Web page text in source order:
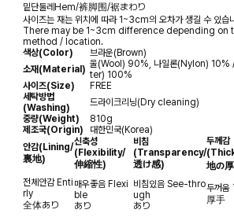
밑단둘레Hem/裤脚围/裾まわり
사이즈는 재는 위치에 따라 1~3cm의 오차가 생길 수 있습
There may be 1~3cm difference depending on
method / location.
색상(Color)
브라운(Brown)
소재(Material) 울(Wool) 90%, 나일론(Nylon) 10%
ter) 100%
사이즈(Size)
FREE
세탁방법
(Washing)
드라이크리닝(Dry cleaning)
중량(Weight)
810g
제조국(Origin)
대한민국(Korea)
안감(Lining/
裏地)
신축성
(Flexibility/
伸縮性)
비침
(Transparency/
透け感)
두께감
地の
전체안감 Enti
rly
全体あり
매우좋음 Flexi
ble
あり
비침있음 See-thro
ugh
あり
두꺼움
厚手